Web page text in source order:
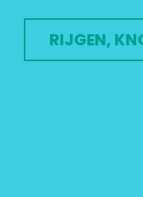
RIJGEN,